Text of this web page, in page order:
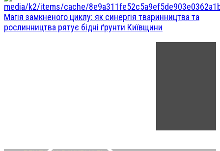
Магія замкненого циклу: як синергія тваринництва та
рослинництва рятує бідні ґрунти Київщини